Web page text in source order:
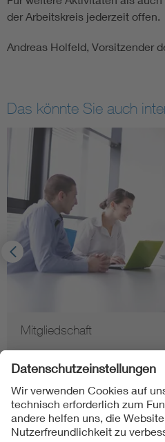
der Arbeitskreis jederzeit offen.
Andreas Holfeld, Vorsitzender
Das könnte Sie auch
Mitgliedschaft